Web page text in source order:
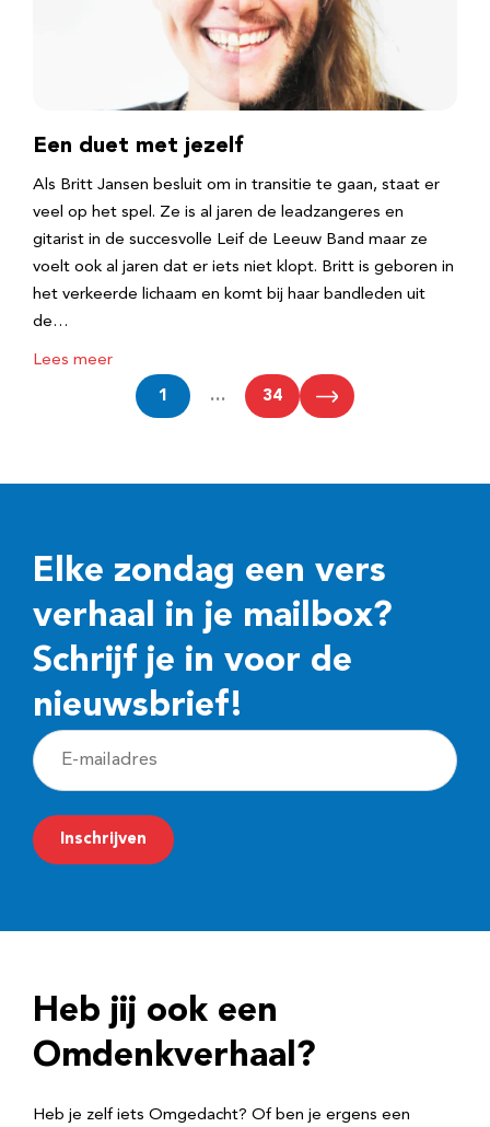
Een duet met jezelf
Als Britt Jansen besluit om in transitie te gaan, staat er
veel op het spel. Ze is al jaren de leadzangeres en
gitarist in de succesvolle Leif de Leeuw Band maar ze
voelt ook al jaren dat er iets niet klopt. Britt is geboren in
het verkeerde lichaam en komt bij haar bandleden uit
de…
Lees meer
1 … 34
Elke zondag een vers
verhaal in je mailbox?
Schrijf je in voor de
nieuwsbrief!
E
-
m
a
r
e
Inschrijven
Heb jij ook een
Omdenkverhaal?
Heb je zelf iets Omgedacht? Of ben je ergens een